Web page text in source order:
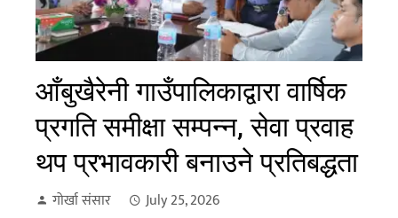
आँबुखैरेनी गाउँपालिकाद्वारा वार्षिक
प्रगति समीक्षा सम्पन्न, सेवा प्रवाह
थप प्रभावकारी बनाउने प्रतिबद्धता
गोर्खा संसार July 25, 2026